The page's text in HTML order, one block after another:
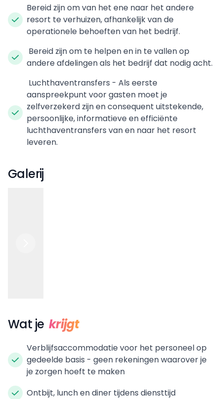
Bereid zijn om van het ene naar het andere
resort te verhuizen, afhankelijk van de
operationele behoeften van het bedrijf.
Bereid zijn om te helpen en in te vallen op
andere afdelingen als het bedrijf dat nodig acht.
Luchthaventransfers - Als eerste
aanspreekpunt voor gasten moet je
zelfverzekerd zijn en consequent uitstekende,
persoonlijke, informatieve en efficiënte
luchthaventransfers van en naar het resort
leveren.
Galerij
Wat je krijgt
Verblijfsaccommodatie voor het personeel op
gedeelde basis - geen rekeningen waarover je
je zorgen hoeft te maken
Ontbijt, lunch en diner tijdens diensttijd